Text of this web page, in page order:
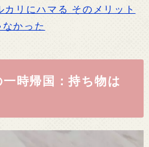
カリにハマる そのメリット
かった
時帰国：持ち物は